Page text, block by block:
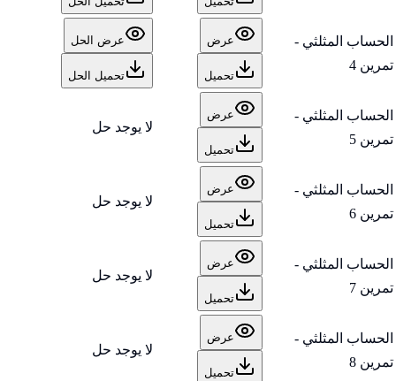
الحساب المثلثي -
تمرين 4
عرض
تحميل
عرض الحل
تحميل الحل
الحساب المثلثي -
تمرين 5
عرض
تحميل
لا يوجد حل
الحساب المثلثي -
تمرين 6
عرض
تحميل
لا يوجد حل
الحساب المثلثي -
تمرين 7
عرض
تحميل
لا يوجد حل
الحساب المثلثي -
تمرين 8
عرض
تحميل
لا يوجد حل